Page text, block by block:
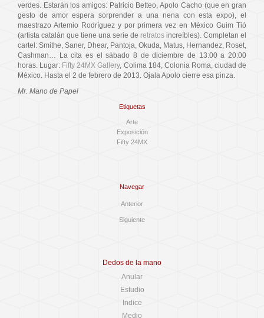
verdes. Estarán los amigos: Patricio Betteo, Apolo Cacho (que en gran
gesto de amor espera sorprender a una nena con esta expo), el
maestrazo Artemio Rodríguez y por primera vez en México Guim Tió
(artista catalán que tiene una serie de retratos increíbles). Completan el
cartel: Smithe, Saner, Dhear, Pantoja, Okuda, Matus, Hernandez, Roset,
Cashman… La cita es el sábado 8 de diciembre de 13:00 a 20:00
horas. Lugar: Fifty 24MX Gallery, Colima 184, Colonia Roma, ciudad de
México. Hasta el 2 de febrero de 2013. Ojala Apolo cierre esa pinza.
Mr. Mano de Papel
Etiquetas
Arte
Exposición
Fifty 24MX
Navegar
Anterior
Siguiente
Dedos de la mano
Anular
Estudio
Indice
Medio